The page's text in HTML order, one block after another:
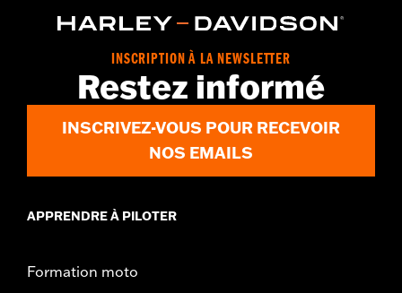
confortables
Garantie limitée de 2 ans - Rendez-vous sur
d.com/warranty
pour plus de détails
Importé
INSCRIPTION À LA NEWSLETTER
Restez informé
INSCRIVEZ-VOUS POUR RECEVOIR
NOS EMAILS
APPRENDRE À PILOTER
Formation moto